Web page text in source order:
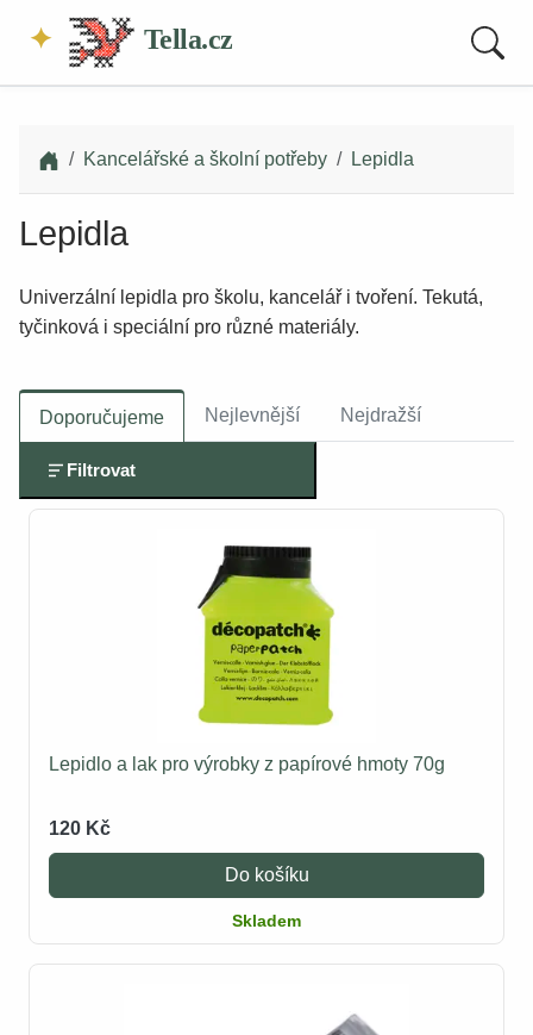
Tella.cz
Kancelářské a školní potřeby Lepidla
Lepidla
Univerzální lepidla pro školu, kancelář i tvoření. Tekutá,
tyčinková i speciální pro různé materiály.
Doporučujeme Nejlevnější Nejdražší
Filtrovat
Lepidlo a lak pro výrobky z papírové hmoty 70g
120 Kč
Do košíku
Skladem